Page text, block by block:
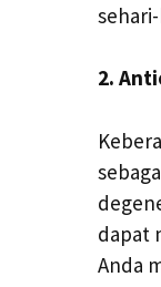
2.
dapat
Anda